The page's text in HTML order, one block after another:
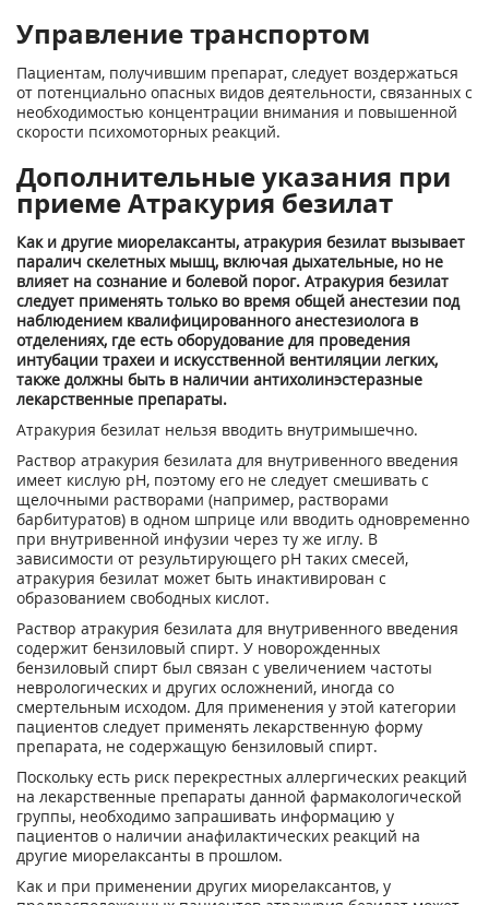
Управление транспортом
Пациентам, получившим препарат, следует воздержаться
от потенциально опасных видов деятельности, связанных с
необходимостью концентрации внимания и повышенной
скорости психомоторных реакций.
Дополнительные указания при
приеме Атракурия безилат
Как и другие миорелаксанты, атракурия безилат вызывает
паралич скелетных мышц, включая дыхательные, но не
влияет на сознание и болевой порог. Атракурия безилат
следует применять только во время общей анестезии под
наблюдением квалифицированного анестезиолога в
отделениях, где есть оборудование для проведения
интубации трахеи и искусственной вентиляции легких,
также должны быть в наличии антихолинэстеразные
лекарственные препараты.
Атракурия безилат нельзя вводить внутримышечно.
Раствор атракурия безилата для внутривенного введения
имеет кислую pH, поэтому его не следует смешивать с
щелочными растворами (например, растворами
барбитуратов) в одном шприце или вводить одновременно
при внутривенной инфузии через ту же иглу. В
зависимости от результирующего pH таких смесей,
атракурия безилат может быть инактивирован с
образованием свободных кислот.
Раствор атракурия безилата для внутривенного введения
содержит бензиловый спирт. У новорожденных
бензиловый спирт был связан с увеличением частоты
неврологических и других осложнений, иногда со
смертельным исходом. Для применения у этой категории
пациентов следует применять лекарственную форму
препарата, не содержащую бензиловый спирт.
Поскольку есть риск перекрестных аллергических реакций
на лекарственные препараты данной фармакологической
группы, необходимо запрашивать информацию у
пациентов о наличии анафилактических реакций на
другие миорелаксанты в прошлом.
Как и при применении других миорелаксантов, у